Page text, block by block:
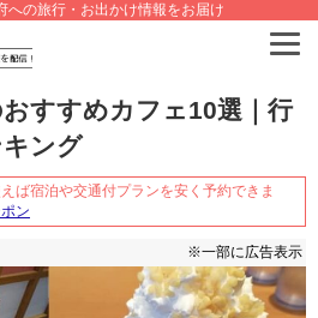
への旅行・お出かけ情報をお届け
すすめカフェ10選｜行
ング
ば宿泊や交通付プランを安く予約できま
ン
※一部に広告表示